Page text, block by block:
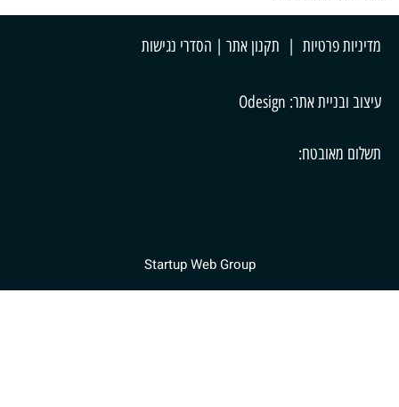
מדיניות פרטיות | תקנון אתר | הסדרי נגישות
עיצוב ובניית אתר: Odesign
תשלום מאובטח:
Startup Web Group